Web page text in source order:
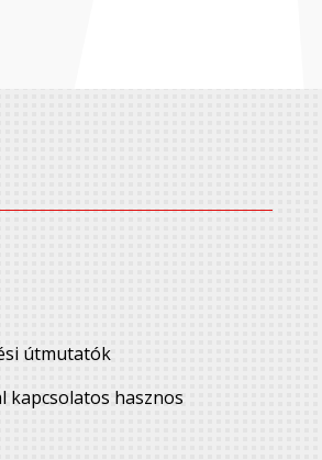
útmutatók
kapcsolatos hasznos